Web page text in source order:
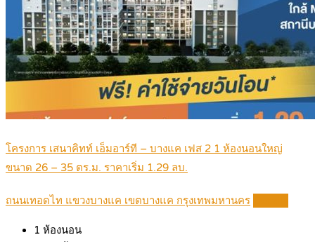
โครงการ เสนาคิทท์ เอ็มอาร์ที – บางแค เฟส 2 1 ห้องนอนใหญ่
ขนาด 26 – 35 ตร.ม. ราคาเริ่ม 1.29 ลบ.
ถนนเทอดไท แขวงบางแค เขตบางแค กรุงเทพมหานคร
1 ห้องนอน